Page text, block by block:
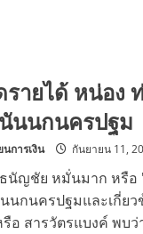
รายได้ หน่อง
นนกนครปฐม
นการเงิน กันยายน 11,
นัญชัย หมั่นมาก หรือ
นกนครปฐมและเกี่ยว
รือ สารวัตรแบงค์ พบ